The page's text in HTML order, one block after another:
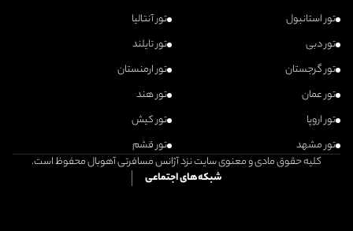
تور استانبول
تور آنتالیا
تور دبی
تور تایلند
تور گرجستان
تور ارمنستان
تور عمان
تور هند
تور اروپا
تور کیش
تور مشهد
تور قشم
کلیه حقوق مادی و معنوی سایت نزد آژانس مسافرتی آهوبال محفوظ است.
شبکه‌های اجتماعی